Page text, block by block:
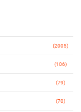
(2005)
(106)
(79)
(70)